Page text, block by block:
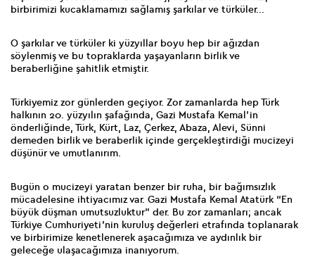
birbirimizi kucaklamamızı sağlamış şarkılar ve türküler...
O şarkılar ve türküler ki yüzyıllar boyu hep bir ağızdan
söylenmiş ve bu topraklarda yaşayanların birlik ve
beraberliğine şahitlik etmiştir.
Türkiyemiz zor günlerden geçiyor. Zor zamanlarda hep Türk
halkının 20. yüzyılın şafağında, Gazi Mustafa Kemal’in
önderliğinde, Türk, Kürt, Laz, Çerkez, Abaza, Alevi, Sünni
demeden birlik ve beraberlik içinde gerçekleştirdiği mucizeyi
düşünür ve umutlanırım.
Bugün o mucizeyi yaratan benzer bir ruha, bir bağımsızlık
mücadelesine ihtiyacımız var. Gazi Mustafa Kemal Atatürk “En
büyük düşman umutsuzluktur” der. Bu zor zamanları; ancak
Türkiye Cumhuriyeti’nin kuruluş değerleri etrafında toplanarak
ve birbirimize kenetlenerek aşacağımıza ve aydınlık bir
geleceğe ulaşacağımıza inanıyorum.